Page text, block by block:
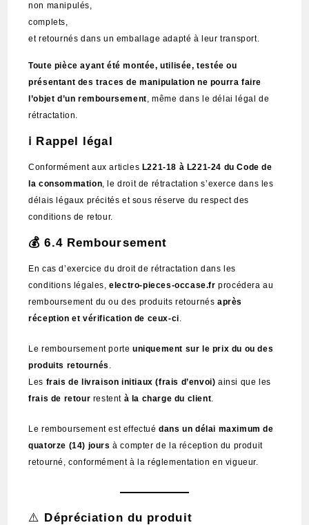
non manipulés,
complets,
et retournés dans un emballage adapté à leur transport.
Toute pièce ayant été montée, utilisée, testée ou
présentant des traces de manipulation ne pourra faire
l’objet d’un remboursement, même dans le délai légal de
rétractation.
ℹ️ Rappel légal
Conformément aux articles L221-18 à L221-24 du Code de
la consommation, le droit de rétractation s’exerce dans les
délais légaux précités et sous réserve du respect des
conditions de retour.
💰 6.4 Remboursement
En cas d’exercice du droit de rétractation dans les
conditions légales,electro-pieces-occase.fr procédera au
remboursement du ou des produits retournésaprès
réception et vérification de ceux-ci.
Le remboursement porteuniquement sur le prix du ou des
produits retournés .
Les frais de livraison initiaux (frais d’envoi) ainsi que les
frais de retour restent à la charge du client.
Le remboursement est effectuédans un délai maximum de
quatorze (14) jours à compter de la réception du produit
retourné, conformément à la réglementation en vigueur.
⚠️ Dépréciation du produit